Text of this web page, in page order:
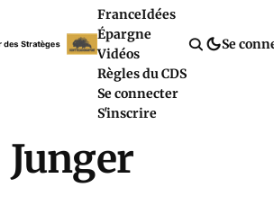
FranceIdées
Épargne
Vidéos
Règles du CDS
Se connecter
S'inscrire
Se
Junger